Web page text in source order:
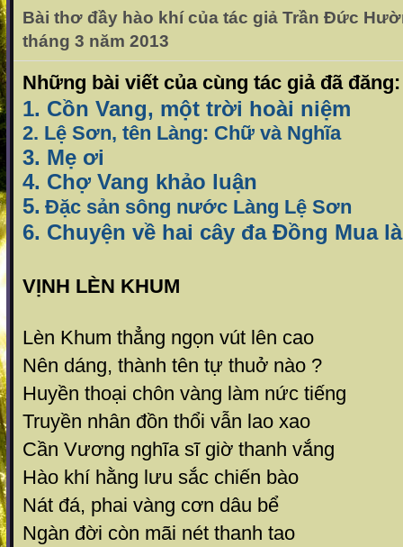
Bài thơ đầy hào khí của tác giả Trần Đức
tháng 3 năm 2013
Những bài viết của cùng tác giả đã đăng:
1. Cồn Vang, một trời hoài niệm
2. Lệ Sơn, tên Làng: Chữ và Nghĩa
3. Mẹ ơi
4. Chợ Vang khảo luận
5. Đặc sản sông nước Làng Lệ Sơn
6. Chuyện về hai cây đa Đồng Mua
VỊNH LÈN KHUM
Lèn Khum thẳng ngọn vút lên cao
Nên dáng, thành tên tự thuở nào ?
Huyền thoại chôn vàng làm nức tiếng
Truyền nhân đồn thổi vẫn lao xao
Cần Vương nghĩa sĩ giờ thanh vắng
Hào khí hằng lưu sắc chiến bào
Nát đá, phai vàng cơn dâu bể
Ngàn đời còn mãi nét thanh tao